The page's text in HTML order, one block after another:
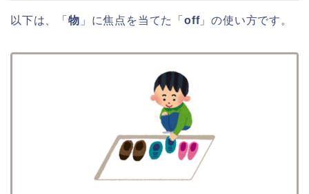
以下は、「 物 」に焦点を当てた「off」の使い方です。